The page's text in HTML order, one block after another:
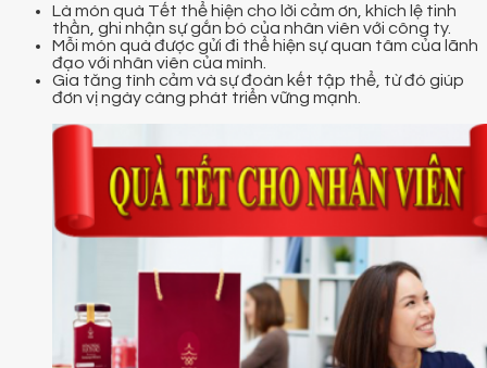
Là món quà Tết thể hiện cho lời cảm ơn, khích lệ tinh
thần, ghi nhận sự gắn bó của nhân viên với công ty.
Mỗi món quà được gửi đi thể hiện sự quan tâm của lãnh
đạo với nhân viên của mình.
Gia tăng tình cảm và sự đoàn kết tập thể, từ đó giúp
đơn vị ngày càng phát triển vững mạnh.